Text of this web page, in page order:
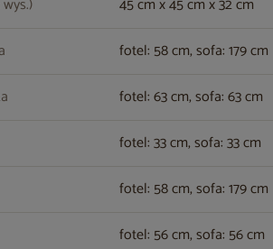
45 cm x 45 cm x 32 cm
fotel: 58 cm, sofa: 179 cm
fotel: 63 cm, sofa: 63 cm
fotel: 33 cm, sofa: 33 cm
fotel: 58 cm, sofa: 179 cm
fotel: 56 cm, sofa: 56 cm